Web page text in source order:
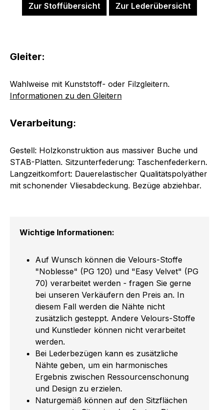
Zur Stoffübersicht Zur Lederübersicht
Gleiter:
Wahlweise mit Kunststoff- oder Filzgleitern.
Informationen zu den Gleitern
Verarbeitung:
Gestell: Holzkonstruktion aus massiver Buche und
STAB-Platten. Sitzunterfederung: Taschenfederkern.
Langzeitkomfort: Dauerelastischer Qualitätspolyäther
mit schonender Vliesabdeckung. Bezüge abziehbar.
Wichtige Informationen:
Auf Wunsch können die Velours-Stoffe
"Noblesse" (PG 120) und "Easy Velvet" (PG
70) verarbeitet werden - fragen Sie gerne
bei unseren Verkäufern den Preis an. In
diesem Fall werden die Nähte nicht
zusätzlich gesteppt. Andere Velours-Stoffe
und Kunstleder können nicht verarbeitet
werden.
Bei Lederbezügen kann es zusätzliche
Nähte geben, um ein harmonisches
Ergebnis zwischen Ressourcenschonung
und Design zu erzielen.
Naturgemäß können auf den Sitzflächen